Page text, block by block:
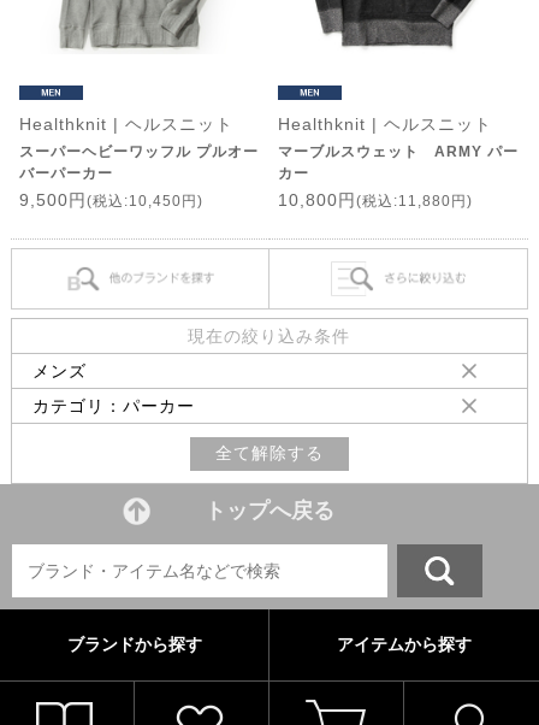
Healthknit | ヘルスニット
スーパーヘビーワッフル プルオー
バーパーカー
9,500円 (税込:10,450円)
Healthknit | ヘルスニット
マーブルスウェット ARMY パー
カー
10,800円 (税込:11,880円)
現在の絞り込み条件
メンズ
カテゴリ：パーカー
全て解除する
トップへ戻る
ブランドから探す アイテムから探す